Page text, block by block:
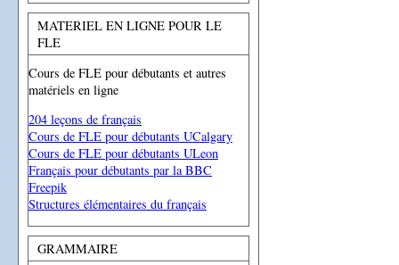
MATERIEL EN LIGNE POUR LE
FLE
Cours de FLE pour débutants et autres
matériels en ligne
204 leçons de français
Cours de FLE pour débutants UCalgary
Cours de FLE pour débutants ULeon
Français pour débutants par la BBC
Freepik
Structures élémentaires du français
GRAMMAIRE